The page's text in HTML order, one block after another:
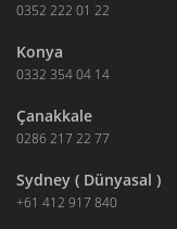
0352 222 01 22
Konya
0332 354 04 14
Çanakkale
0286 217 22 77
Sydney ( Dünyasal )
+61 412 917 840